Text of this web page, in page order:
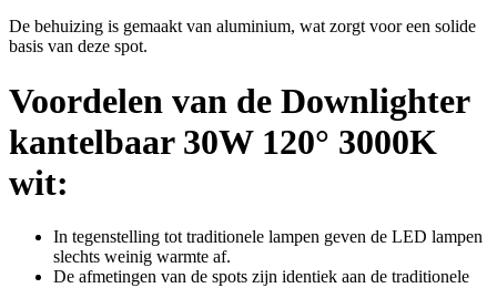
De behuizing is gemaakt van aluminium, wat zorgt voor een solide
basis van deze spot.
Voordelen van de Downlighter
kantelbaar 30W 120° 3000K
wit:
In tegenstelling tot traditionele lampen geven de LED lampen
slechts weinig warmte af.
De afmetingen van de spots zijn identiek aan de traditionele